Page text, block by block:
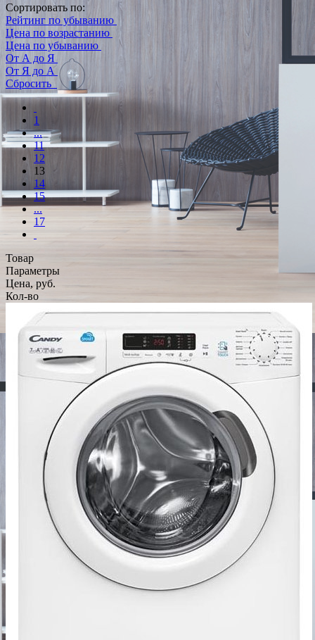
Сортировать по:
Рейтинг по убыванию
Цена по возрастанию
Цена по убыванию
От А до Я
От Я до А
Сбросить
1
...
11
12
13
14
15
...
17
Товар
Параметры
Цена, руб.
Кол-во